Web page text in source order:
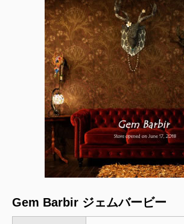
Gem Barbir ジェムバービー